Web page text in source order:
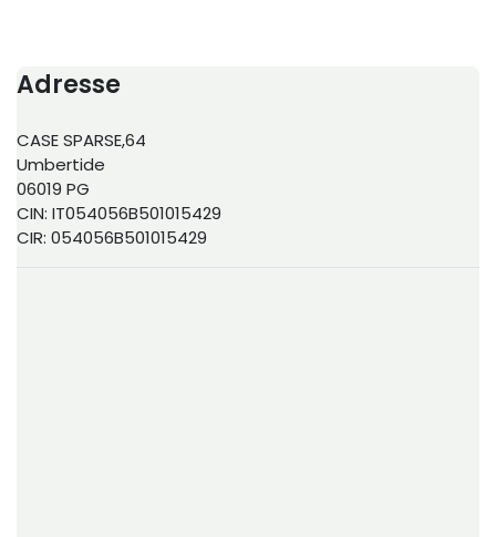
Adresse
CASE SPARSE,64
Umbertide
06019 PG
CIN: IT054056B501015429
CIR: 054056B501015429